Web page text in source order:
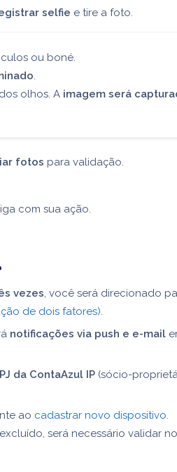
selfie e tire a foto.
ou boné.
.
olhos. A imagem será
fotos para validação.
com sua ação.
vezes, você será direcionado
de dois fatores).
notificações via push e e-mail
da ContaAzul IP (sócio-
ao cadastrar novo dispositivo.
será necessário validar